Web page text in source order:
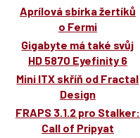
Aprílová sbírka žertíků
o Fermi
Gigabyte má také svůj
HD 5870 Eyefinity 6
Mini ITX skříň od Fractal
Design
FRAPS 3.1.2 pro Stalker:
Call of Pripyat